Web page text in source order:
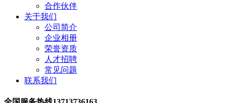
合作伙伴
关于我们
公司简介
企业相册
荣誉资质
人才招聘
常见问题
联系我们